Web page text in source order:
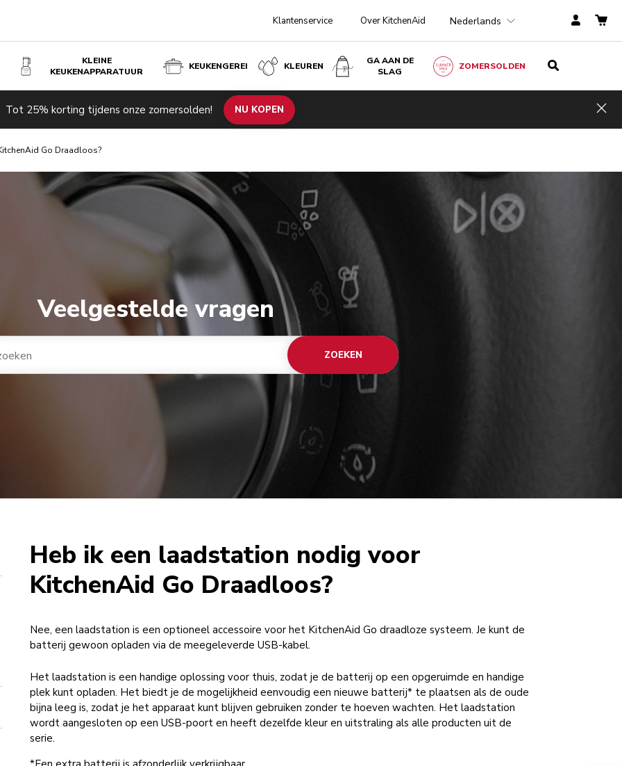
Klantenservice Over KitchenAid Nederlands
KLEINE
KEUKENAPPARATUUR
KEUKENGEREI KLEUREN
GA AAN DE
SLAG
ZOMERSOLDEN
Tot 25% korting tijdens onze zomersolden! NU KOPEN
Go Draadloos?
Veelgestelde vragen
ZOEKEN
Heb ik een laadstation nodig voor
KitchenAid Go Draadloos?
Nee, een laadstation is een optioneel accessoire voor het KitchenAid Go draadloze systeem. Je kunt de
batterij gewoon opladen via de meegeleverde USB-kabel.
Het laadstation is een handige oplossing voor thuis, zodat je de batterij op een opgeruimde en handige
plek kunt opladen. Het biedt je de mogelijkheid eenvoudig een nieuwe batterij* te plaatsen als de oude
bijna leeg is, zodat je het apparaat kunt blijven gebruiken zonder te hoeven wachten. Het laadstation
wordt aangesloten op een USB-poort en heeft dezelfde kleur en uitstraling als alle producten uit de
serie.